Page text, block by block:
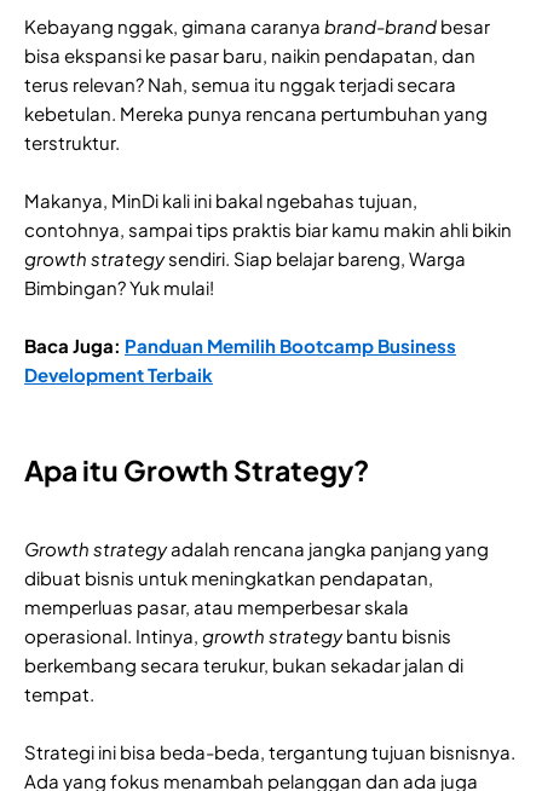
Kebayang nggak, gimana caranya brand-brand besar
bisa ekspansi ke pasar baru, naikin pendapatan, dan
terus relevan? Nah, semua itu nggak terjadi secara
kebetulan. Mereka punya rencana pertumbuhan yang
terstruktur.
Makanya, MinDi kali ini bakal ngebahas tujuan,
contohnya, sampai tips praktis biar kamu makin ahli bikin
growth strategysendiri. Siap belajar bareng, Warga
Bimbingan? Yuk mulai!
Baca Juga: Panduan Memilih Bootcamp Business
Development Terbaik
Apa itu Growth Strategy?
Growth strategyadalah rencana jangka panjang yang
dibuat bisnis untuk meningkatkan pendapatan,
memperluas pasar, atau memperbesar skala
operasional. Intinya, growth strategybantu bisnis
berkembang secara terukur, bukan sekadar jalan di
tempat.
Strategi ini bisa beda-beda, tergantung tujuan bisnisnya.
Ada yang fokus menambah pelanggan dan ada juga